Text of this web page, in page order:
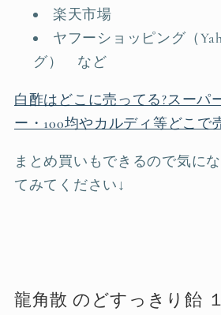
楽天市場
ヤフーショッピング（
グ） など
白酢はどこに売ってる?スーパ
ー・100均やカルディ等どこで
まとめ買いもできるので気に
てみてください↓
龍角散 のどすっきり飴